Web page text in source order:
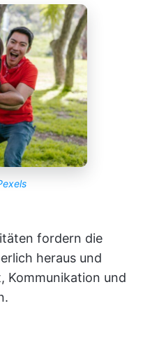
fordern die
heraus und
Kommunikation und